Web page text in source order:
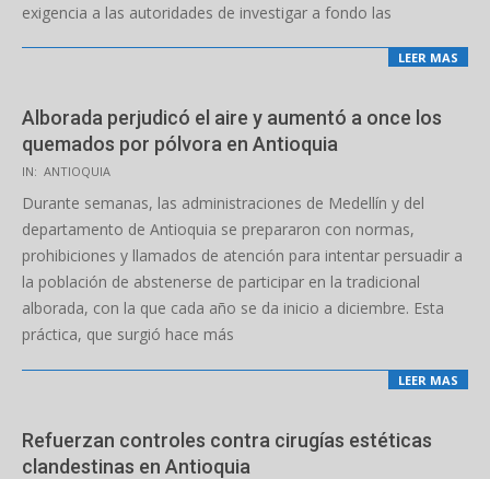
exigencia a las autoridades de investigar a fondo las
LEER MAS
Alborada perjudicó el aire y aumentó a once los
quemados por pólvora en Antioquia
2025-
12-
01
IN: ANTIOQUIA
Durante semanas, las administraciones de Medellín y del
departamento de Antioquia se prepararon con normas,
prohibiciones y llamados de atención para intentar persuadir a
la población de abstenerse de participar en la tradicional
alborada, con la que cada año se da inicio a diciembre. Esta
práctica, que surgió hace más
LEER MAS
Refuerzan controles contra cirugías estéticas
clandestinas en Antioquia